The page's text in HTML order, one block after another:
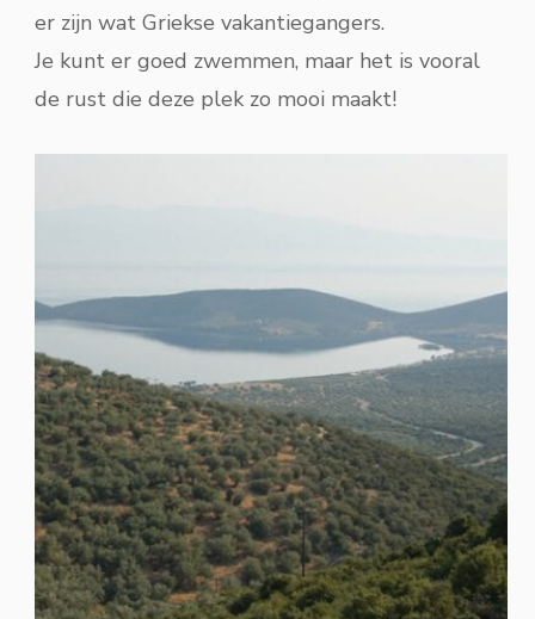
er zijn wat Griekse vakantiegangers.
Je kunt er goed zwemmen, maar het is vooral
de rust die deze plek zo mooi maakt!